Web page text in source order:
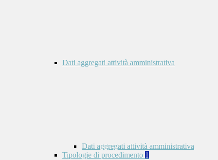
Dati aggregati attività amministrativa
Dati aggregati attività amministrativa
Tipologie di procedimento 1